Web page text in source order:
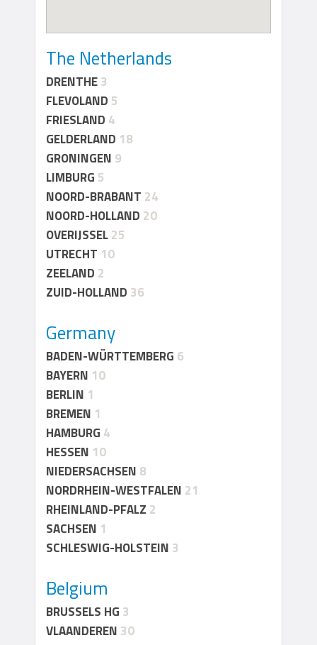
The Netherlands
DRENTHE3
FLEVOLAND 5
FRIESLAND 4
GELDERLAND 18
GRONINGEN 9
LIMBURG 5
NOORD-BRABANT 24
NOORD-HOLLAND 20
OVERIJSSEL25
UTRECHT 10
ZEELAND 2
ZUID-HOLLAND 36
Germany
BADEN-WÜRTTEMBERG 6
BAYERN 10
BERLIN 1
BREMEN 1
HAMBURG 4
HESSEN 10
NIEDERSACHSEN 8
NORDRHEIN-WESTFALEN 21
RHEINLAND-PFALZ 2
SACHSEN 1
SCHLESWIG-HOLSTEIN 3
Belgium
BRUSSELS HG 3
VLAANDEREN 30